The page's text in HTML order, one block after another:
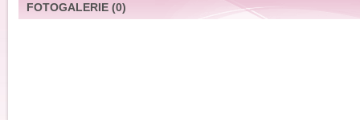
FOTOGALERIE(0)